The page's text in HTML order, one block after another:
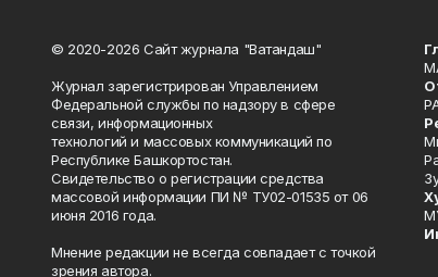
© 2020-2026 Сайт журнала "Ватандаш"
Журнал зарегистрирован Управлением
Федеральной службы по надзору в сфере
связи, информационных
технологий и массовых коммуникаций по
Республике Башкортостан.
Свидетельство о регистрации средства
массовой информации ПИ № ТУ02-01535 от 06
июня 2016 года.
Мнение редакции не всегда совпадает с точкой
зрения автора.